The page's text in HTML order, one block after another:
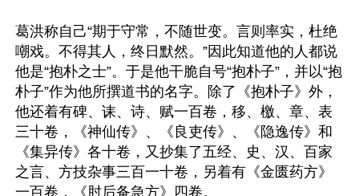
葛洪称自己“期于守常，不随世变。言则率实，杜绝
嘲戏。不得其人，终日默然。”因此知道他的人都说
他是“抱朴之士”。于是他干脆自号“抱朴子”，并以“抱
朴子”作为他所撰道书的名字。除了《抱朴子》外，
他还着有碑、诔、诗、赋一百卷，移、檄、章、表
三十卷，《神仙传》、《良吏传》、《隐逸传》和
《集异传》各十卷，又抄集了五经、史、汉、百家
之言、方技杂事三百一十卷，另着有《金匮药方》
一百卷，《肘后备急方》四卷。